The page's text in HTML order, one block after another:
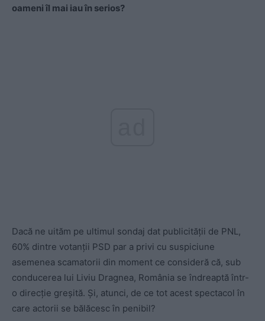
oameni îl mai iau în serios?
Dacă ne uităm pe ultimul sondaj dat publicității de PNL,
60% dintre votanții PSD par a privi cu suspiciune
asemenea scamatorii din moment ce consideră că, sub
conducerea lui Liviu Dragnea, România se îndreaptă într-
o direcție greșită. Și, atunci, de ce tot acest spectacol în
care actorii se bălăcesc în penibil?